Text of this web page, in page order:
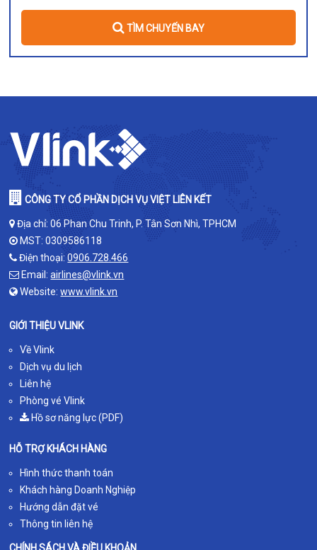
TÌM CHUYẾN BAY
CÔNG TY CỔ PHẦN DỊCH VỤ VIỆT LIÊN KẾT
Địa chỉ: 06 Phan Chu Trinh, P. Tân Sơn Nhì, TPHCM
MST: 0309586118
Điện thoại:0906.728.466
Email:airlines@vlink.vn
Website:www.vlink.vn
GIỚI THIỆU VLINK
Về Vlink
Dịch vụ du lịch
Liên hệ
Phòng vé Vlink
Hồ sơ năng lực (PDF)
HỖ TRỢ KHÁCH HÀNG
Hình thức thanh toán
Khách hàng Doanh Nghiệp
Hướng dẫn đặt vé
Thông tin liên hệ